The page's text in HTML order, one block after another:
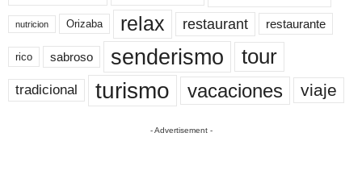
nutricion Orizaba relax restaurant restaurante
rico sabroso senderismo tour
tradicional turismo vacaciones viaje
- Advertisement -